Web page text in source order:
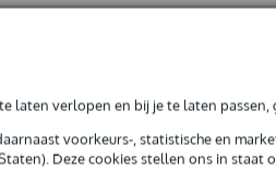
laten verlopen en bij je te laten
voorkeurs-, statistische en
Deze cookies stellen ons in